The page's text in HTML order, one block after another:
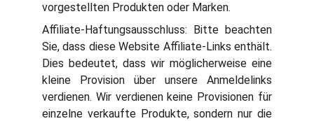
vorgestellten Produkten oder Marken.
Affiliate-Haftungsausschluss: Bitte beachten
Sie, dass diese Website Affiliate-Links enthält.
Dies bedeutet, dass wir möglicherweise eine
kleine Provision über unsere Anmeldelinks
verdienen. Wir verdienen keine Provisionen für
einzelne verkaufte Produkte, sondern nur die